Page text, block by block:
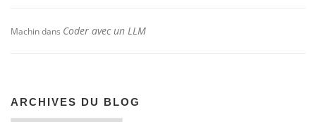
Machindans Coder avec un LLM
ARCHIVES DU BLOG